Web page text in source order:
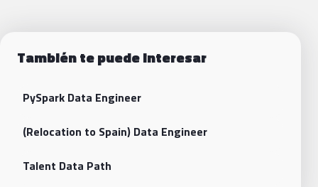
También te puede interesar
PySpark Data Engineer
(Relocation to Spain) Data Engineer
Talent Data Path